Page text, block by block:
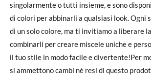
singolarmente o tutti insieme, e sono
di colori per abbinarli a qualsiasi look. Ogni
di un solo colore, ma ti invitiamo a liberare
combinarli per creare miscele uniche e
il tuo stile in modo facile e divertente!Per
si ammettono cambi nè resi di questo